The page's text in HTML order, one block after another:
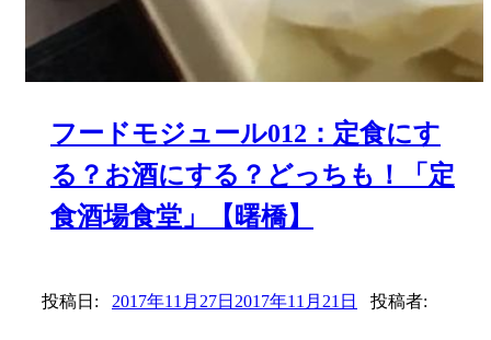
フードモジュール012：定食にす
る？お酒にする？どっちも！「定
食酒場食堂」【曙橋】
投稿日: 2017年11月27日 2017年11月21日 投稿者: